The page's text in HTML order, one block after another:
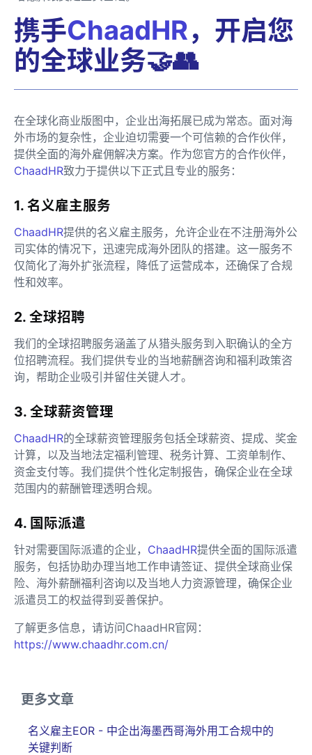
携手ChaadHR，开启您
的全球业务🤝👥
在全球化商业版图中，企业出海拓展已成为常态。面对海
外市场的复杂性，企业迫切需要一个可信赖的合作伙伴，
提供全面的海外雇佣解决方案。作为您官方的合作伙伴，
ChaadHR致力于提供以下正式且专业的服务：
1. 名义雇主服务
ChaadHR提供的名义雇主服务，允许企业在不注册海外公
司实体的情况下，迅速完成海外团队的搭建。这一服务不
仅简化了海外扩张流程，降低了运营成本，还确保了合规
性和效率。
2. 全球招聘
我们的全球招聘服务涵盖了从猎头服务到入职确认的全方
位招聘流程。我们提供专业的当地薪酬咨询和福利政策咨
询，帮助企业吸引并留住关键人才。
3. 全球薪资管理
ChaadHR的全球薪资管理服务包括全球薪资、提成、奖金
计算，以及当地法定福利管理、税务计算、工资单制作、
资金支付等。我们提供个性化定制报告，确保企业在全球
范围内的薪酬管理透明合规。
4. 国际派遣
针对需要国际派遣的企业， ChaadHR提供全面的国际派遣
服务，包括协助办理当地工作申请签证、提供全球商业保
险、海外薪酬福利咨询以及当地人力资源管理，确保企业
派遣员工的权益得到妥善保护。
了解更多信息，请访问ChaadHR官网：
https://www.chaadhr.com.cn/
更多文章
名义雇主EOR - 中企出海墨西哥海外用工合规中的
关键判断